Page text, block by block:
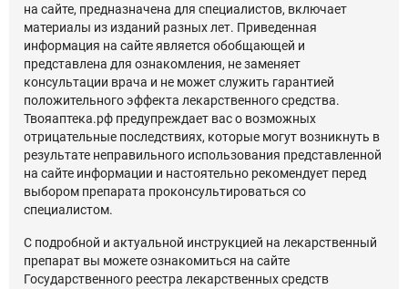
на сайте, предназначена для специалистов, включает
материалы из изданий разных лет. Приведенная
информация на сайте является обобщающей и
представлена для ознакомления, не заменяет
консультации врача и не может служить гарантией
положительного эффекта лекарственного средства.
Твояаптека.рф предупреждает вас о возможных
отрицательные последствиях, которые могут возникнуть в
результате неправильного использования представленной
на сайте информации и настоятельно рекомендует перед
выбором препарата проконсультироваться со
специалистом.
С подробной и актуальной инструкцией на лекарственный
препарат вы можете ознакомиться на сайте
Государственного реестра лекарственных средств